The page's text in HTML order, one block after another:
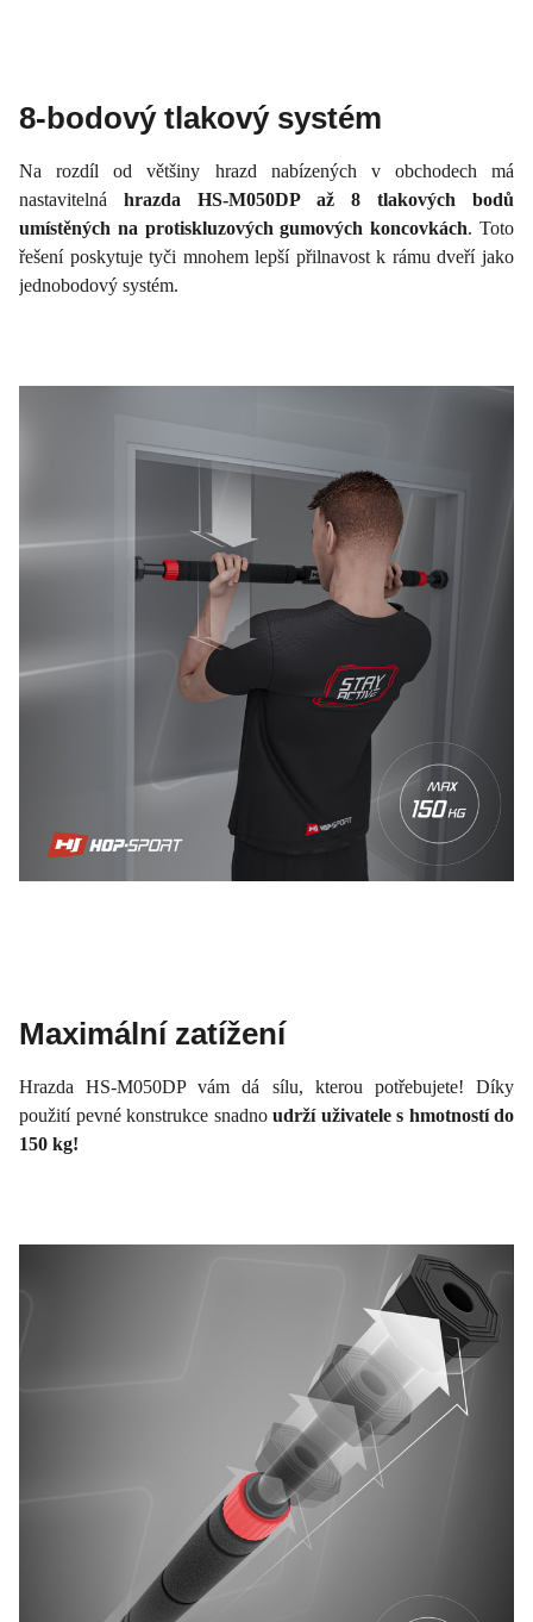
8-bodový tlakový systém
Na rozdíl od většiny hrazd nabízených v obchodech má
nastavitelná hrazda HS-M050DP až 8 tlakových bodů
umístěných na protiskluzových gumových koncovkách. Toto
řešení poskytuje tyči mnohem lepší přilnavost k rámu dveří jako
jednobodový systém.
Maximální zatížení
Hrazda HS-M050DP vám dá sílu, kterou potřebujete! Díky
použití pevné konstrukce snadno udrží uživatele s hmotností do
150 kg!